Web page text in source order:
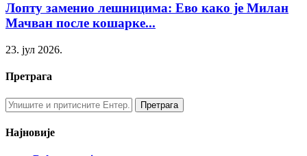
Лопту заменио лешницима: Ево како је Милан
Мачван после кошарке...
23. јул 2026.
Претрага
Најновије